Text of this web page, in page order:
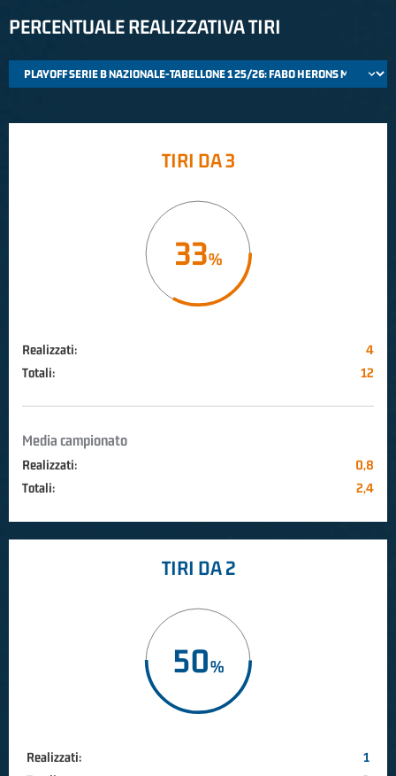
PERCENTUALE REALIZZATIVA TIRI
TIRI DA 3
33
Realizzati:
4
Totali:
12
Media campionato
Realizzati:
0,8
Totali:
2,4
TIRI DA 2
50
Realizzati:
1